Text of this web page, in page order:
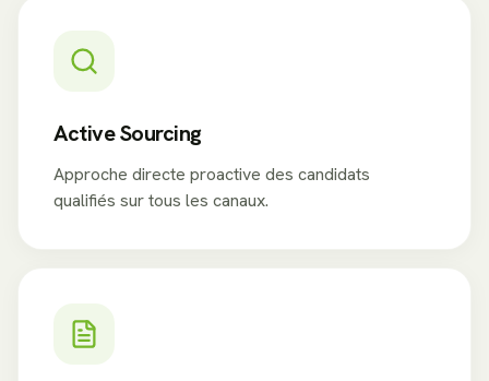
Active Sourcing
Approche directe proactive des candidats
qualifiés sur tous les canaux.